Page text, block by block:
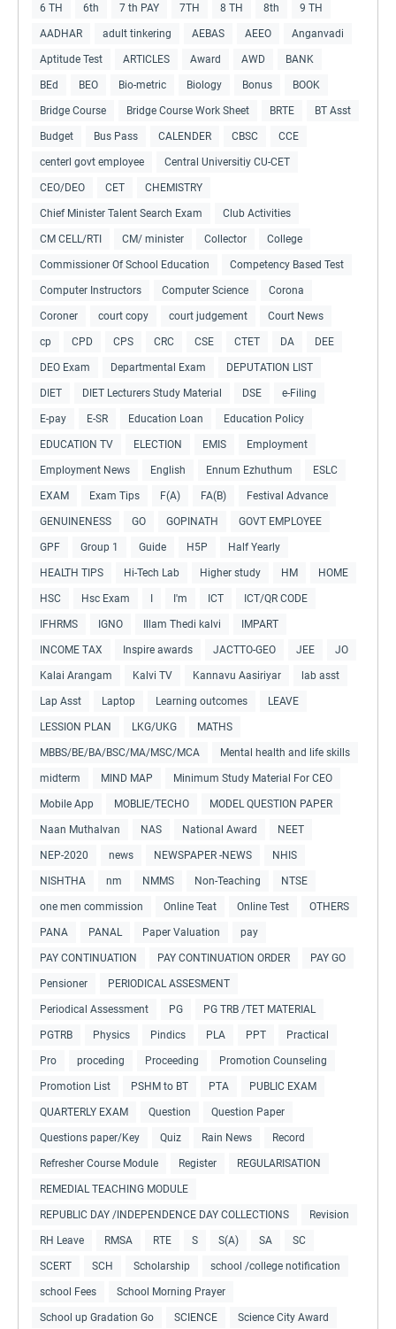
6 TH 6th 7 th PAY 7TH 8 TH 8th 9 TH
AADHAR adult tinkering AEBAS AEEO Anganvadi
Aptitude Test ARTICLES Award AWD BANK
BEd BEO Bio-metric Biology Bonus BOOK
Bridge Course Bridge Course Work Sheet BRTE BT Asst
Budget Bus Pass CALENDER CBSC CCE
centerl govt employee Central Universitiy CU-CET
CEO/DEO CET CHEMISTRY
Chief Minister Talent Search Exam Club Activities
CM CELL/RTI CM/ minister Collector College
Commissioner Of School Education Competency Based Test
Computer Instructors Computer Science Corona
Coroner court copy court judgement Court News
cp CPD CPS CRC CSE CTET DA DEE
DEO Exam Departmental Exam DEPUTATION LIST
DIET DIET Lecturers Study Material DSE e-Filing
E-pay E-SR Education Loan Education Policy
EDUCATION TV ELECTION EMIS Employment
Employment News English Ennum Ezhuthum ESLC
EXAM Exam Tips F(A) FA(B) Festival Advance
GENUINENESS GO GOPINATH GOVT EMPLOYEE
GPF Group 1 Guide H5P Half Yearly
HEALTH TIPS Hi-Tech Lab Higher study HM HOME
HSC Hsc Exam I'm ICT ICT/QR CODE
IFHRMS IGNO Illam Thedi kalvi IMPART
INCOME TAX Inspire awards JACTTO-GEO JEE JO
Kalai Arangam Kalvi TV Kannavu Aasiriyar lab asst
Lap Asst Laptop Learning outcomes LEAVE
LESSION PLAN LKG/UKG MATHS
MBBS/BE/BA/BSC/MA/MSC/MCA Mental health and life skills
midterm MIND MAP Minimum Study Material For CEO
Mobile App MOBLIE/TECHO MODEL QUESTION PAPER
Naan Muthalvan NAS National Award NEET
NEP-2020 news NEWSPAPER -NEWS NHIS
NISHTHA nm NMMS Non-Teaching NTSE
one men commission Online Teat Online Test OTHERS
PANA PANAL Paper Valuation pay
PAY CONTINUATION PAY CONTINUATION ORDER PAY GO
Pensioner PERIODICAL ASSESMENT
Periodical Assessment PG PG TRB /TET MATERIAL
PGTRB Physics Pindics PLA PPT Practical
Pro proceding Proceeding Promotion Counseling
Promotion List PSHM to BT PTA PUBLIC EXAM
QUARTERLY EXAM Question Question Paper
Questions paper/Key Quiz Rain News Record
Refresher Course Module Register REGULARISATION
REMEDIAL TEACHING MODULE
REPUBLIC DAY /INDEPENDENCE DAY COLLECTIONS Revision
RH Leave RMSA RTE S S(A) SA SC
SCERT SCH Scholarship school /college notification
school Fees School Morning Prayer
School up Gradation Go SCIENCE Science City Award